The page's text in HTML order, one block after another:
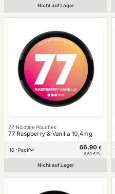
Nicht auf Lager
77 Nicotine Pouches
77 Raspberry & Vanilla 10,4mg
10 -Pack 66,90 €
6,69 €/St.
Nicht auf Lager